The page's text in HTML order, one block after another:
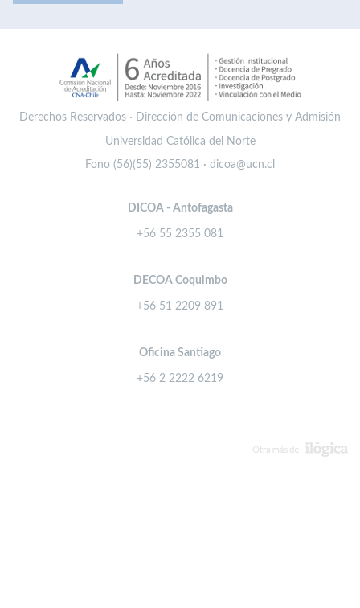
Derechos Reservados · Dirección de Comunicaciones y Admisión
Universidad Católica del Norte
Fono (56)(55) 2355081 · dicoa@ucn.cl
DICOA - Antofagasta
+56 55 2355 081
DECOA Coquimbo
+56 51 2209 891
Oficina Santiago
+56 2 2222 6219